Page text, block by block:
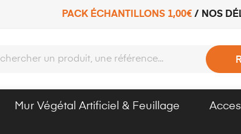
PACK ÉCHANTILLONS 1,00€ / NOS
Mur Végétal Artificiel & Feuillage